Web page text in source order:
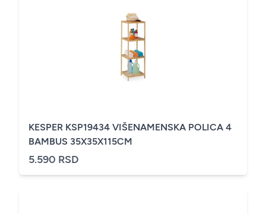
KESPER KSP19434 VIŠENAMENSKA POLICA 4
BAMBUS 35X35X115CM
5.590 RSD